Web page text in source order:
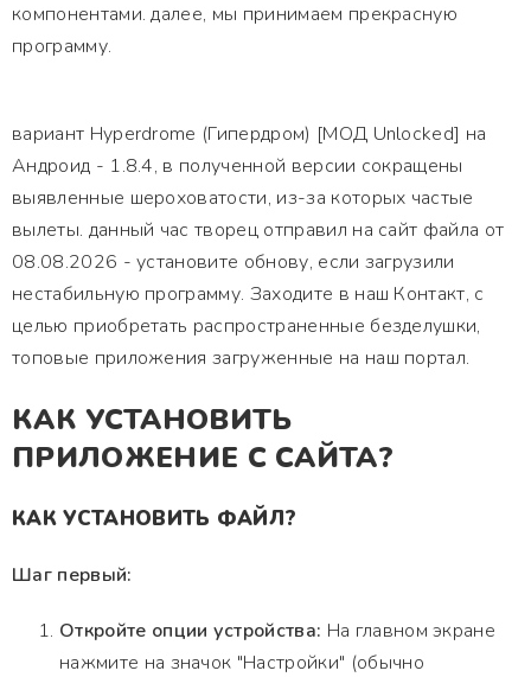
компонентами. далее, мы принимаем прекрасную
программу.
вариант Hyperdrome (Гипердром) [МОД Unlocked] на
Андроид - 1.8.4, в полученной версии сокращены
выявленные шероховатости, из-за которых частые
вылеты. данный час творец отправил на сайт файла от
08.08.2026 - установите обнову, если загрузили
нестабильную программу. Заходите в наш Контакт, с
целью приобретать распространенные безделушки,
топовые приложения загруженные на наш портал.
КАК УСТАНОВИТЬ
ПРИЛОЖЕНИЕ С САЙТА?
КАК УСТАНОВИТЬ ФАЙЛ?
Шаг первый:
Откройте опции устройства: На главном экране
нажмите на значок "Настройки" (обычно